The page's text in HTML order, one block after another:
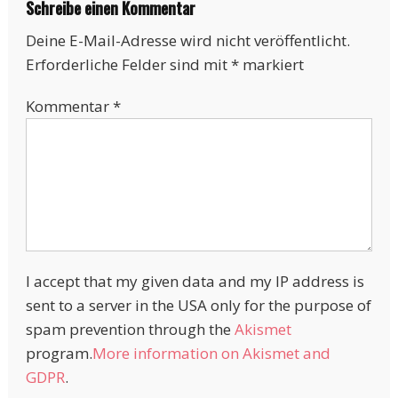
Schreibe einen Kommentar
Deine E-Mail-Adresse wird nicht veröffentlicht.
Erforderliche Felder sind mit*markiert
Kommentar*
I accept that my given data and my IP address is
sent to a server in the USA only for the purpose of
spam prevention through the Akismet
program.More information on Akismet and
GDPR.